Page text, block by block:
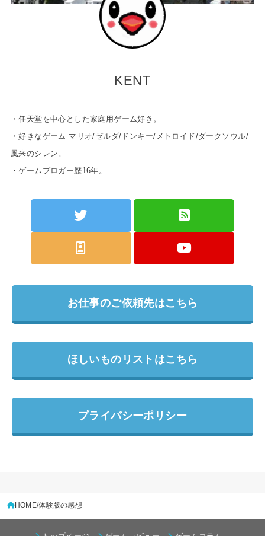
KENT
・任天堂を中心とした家庭用ゲーム好き。
・好きなゲーム マリオ/ゼルダ/ドンキー/メトロイド/ダークソウル/
風来のシレン。
・ゲームブロガー歴16年。
お仕事のご依頼先はこちら
ほしいものリストはこちら
プライバシーポリシー
HOME 体験版の感想